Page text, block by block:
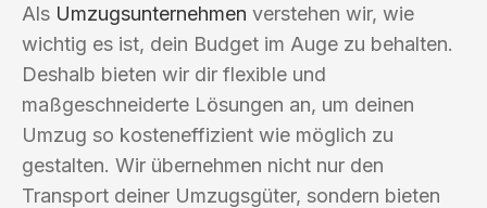
Als Umzugsunternehmen verstehen wir, wie
wichtig es ist, dein Budget im Auge zu behalten.
Deshalb bieten wir dir flexible und
maßgeschneiderte Lösungen an, um deinen
Umzug so kosteneffizient wie möglich zu
gestalten. Wir übernehmen nicht nur den
Transport deiner Umzugsgüter, sondern bieten